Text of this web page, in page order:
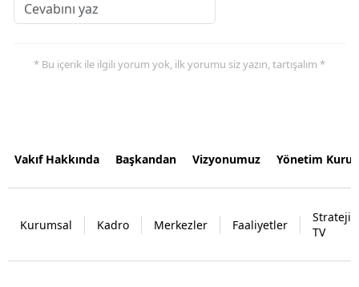
* Bu içerik ile ilgili yorum yok, ilk yorumu siz yazın, tartışalım *
Vakıf Hakkında Başkandan Vizyonumuz Yönetim
Kurumsal Kadro Merkezler Faaliyetler
Strateji
TV